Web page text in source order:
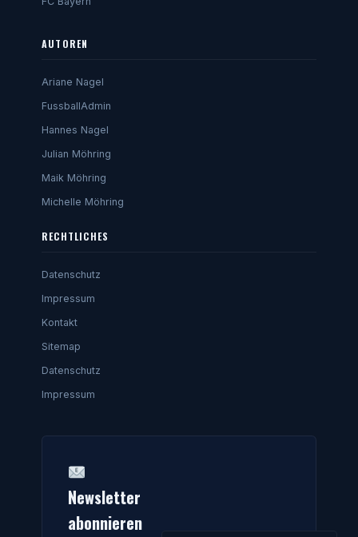
AUTOREN
Ariane Nagel
FussballAdmin
Hannes Nagel
Julian Möhring
Maik Möhring
Michelle Möhring
RECHTLICHES
Datenschutz
Impressum
Kontakt
Sitemap
Datenschutz
Impressum
Newsletter
abonnieren